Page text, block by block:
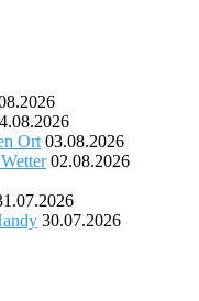
Ort 03.08.2026
02.08.2026
30.07.2026